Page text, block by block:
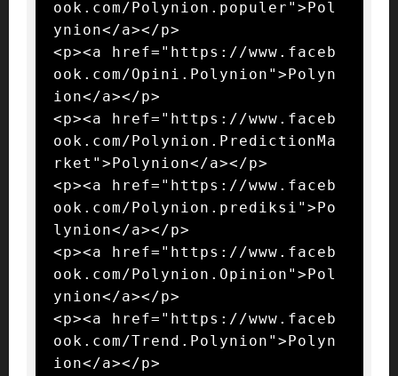
ook.com/Polynion.populer">Pol
ynion</a></p>
<p><a href="https://www.faceb
ook.com/Opini.Polynion">Polyn
ion</a></p>
<p><a href="https://www.faceb
ook.com/Polynion.PredictionMa
rket">Polynion</a></p>
<p><a href="https://www.faceb
ook.com/Polynion.prediksi">Po
lynion</a></p>
<p><a href="https://www.faceb
ook.com/Polynion.Opinion">Pol
ynion</a></p>
<p><a href="https://www.faceb
ook.com/Trend.Polynion">Polyn
ion</a></p>